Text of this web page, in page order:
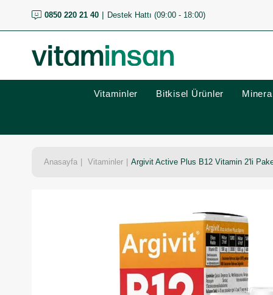
0850 220 21 40 Destek Hattı (09:00 - 18:00)
Vitaminler Bitkisel Ürünler
Anasayfa Vitaminler Argivit Active Plus B12 Vitamin 2'li